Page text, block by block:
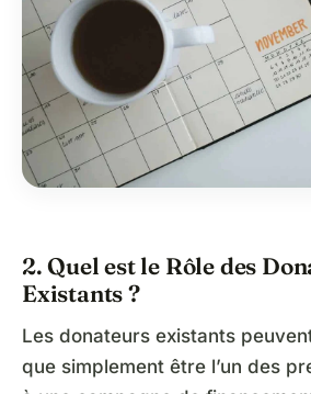
2. Quel est le Rôle des
Existants ?
Les donateurs existants
que simplement être l’un des